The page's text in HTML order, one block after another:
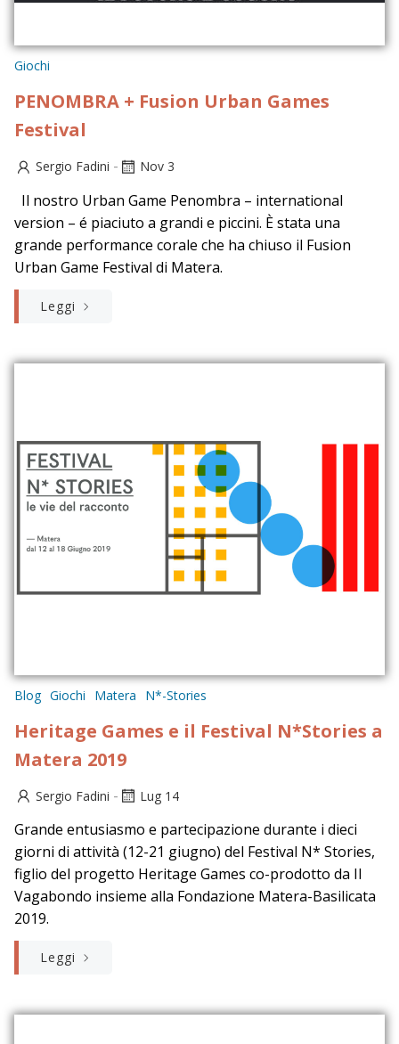
Giochi
PENOMBRA + Fusion Urban Games
Festival
Sergio Fadini - Nov 3
Il nostro Urban Game Penombra – international
version – é piaciuto a grandi e piccini. È stata una
grande performance corale che ha chiuso il Fusion
Urban Game Festival di Matera.
Leggi
Blog Giochi Matera N*-Stories
Heritage Games e il Festival N*Stories a
Matera 2019
Sergio Fadini - Lug 14
Grande entusiasmo e partecipazione durante i dieci
giorni di attività (12-21 giugno) del Festival N* Stories,
figlio del progetto Heritage Games co-prodotto da Il
Vagabondo insieme alla Fondazione Matera-Basilicata
2019.
Leggi